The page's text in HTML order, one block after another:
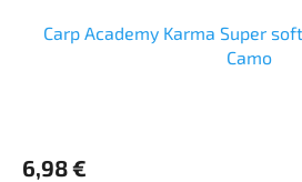
Carp Academy Karma Super
Camo
6,98 €